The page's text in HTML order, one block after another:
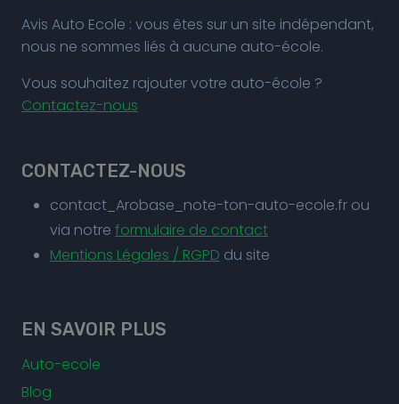
Avis Auto Ecole : vous êtes sur un site indépendant,
nous ne sommes liés à aucune auto-école.
Vous souhaitez rajouter votre auto-école ?
Contactez-nous
CONTACTEZ-NOUS
contact_Arobase_note-ton-auto-ecole.fr ou
via notre formulaire de contact
Mentions Légales / RGPD du site
EN SAVOIR PLUS
Auto-ecole
Blog